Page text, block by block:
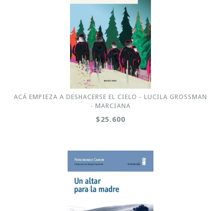
ACÁ EMPIEZA A DESHACERSE EL CIELO - LUCILA GROSSMAN
- MARCIANA
$25.600